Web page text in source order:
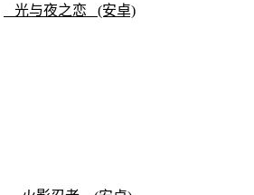
光与夜之恋 (安卓)